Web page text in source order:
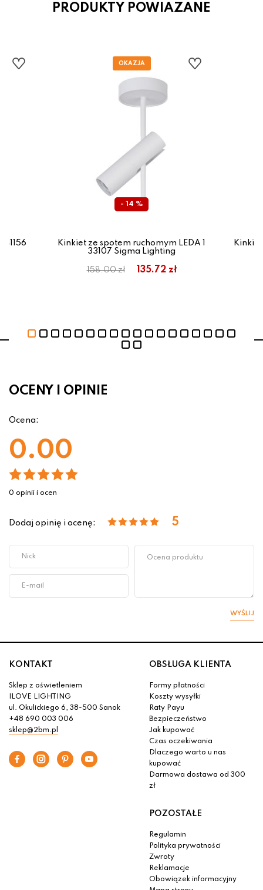
PRODUKTY POWIAZANE
- 14 %
Kinkiet ze spotem ruchomym LEDA 1
33107 Sigma Lighting
158.00 zł 135.72 zł
OCENY I OPINIE
Ocena:
0.00
0 opinii i ocen
Dodaj opinię i ocenę: 5
WYŚLIJ
KONTAKT
Sklep z oświetleniem
ILOVE LIGHTING
ul. Okulickiego 6, 38-500 Sanok
+48 690 003 006
sklep@2bm.pl
OBSŁUGA KLIENTA
Formy płatności
Koszty wysyłki
Raty Payu
Bezpieczeństwo
Jak kupować
Czas oczekiwania
Dlaczego warto u nas
kupować
Darmowa dostawa od 300
zł
POZOSTAŁE
Regulamin
Polityka prywatności
Zwroty
Reklamacje
Obowiązek informacyjny